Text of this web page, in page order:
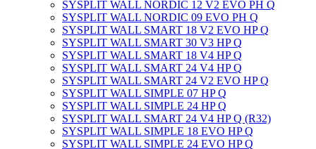
SYSPLIT WALL NORDIC 12 V2 EVO PH Q
SYSPLIT WALL NORDIC 09 EVO PH Q
SYSPLIT WALL SMART 18 V2 EVO HP Q
SYSPLIT WALL SMART 30 V3 HP Q
SYSPLIT WALL SMART 18 V4 HP Q
SYSPLIT WALL SMART 24 V4 HP Q
SYSPLIT WALL SMART 24 V2 EVO HP Q
SYSPLIT WALL SIMPLE 07 HP Q
SYSPLIT WALL SIMPLE 24 HP Q
SYSPLIT WALL SMART 24 V4 HP Q (R32)
SYSPLIT WALL SIMPLE 18 EVO HP Q
SYSPLIT WALL SIMPLE 24 EVO HP Q